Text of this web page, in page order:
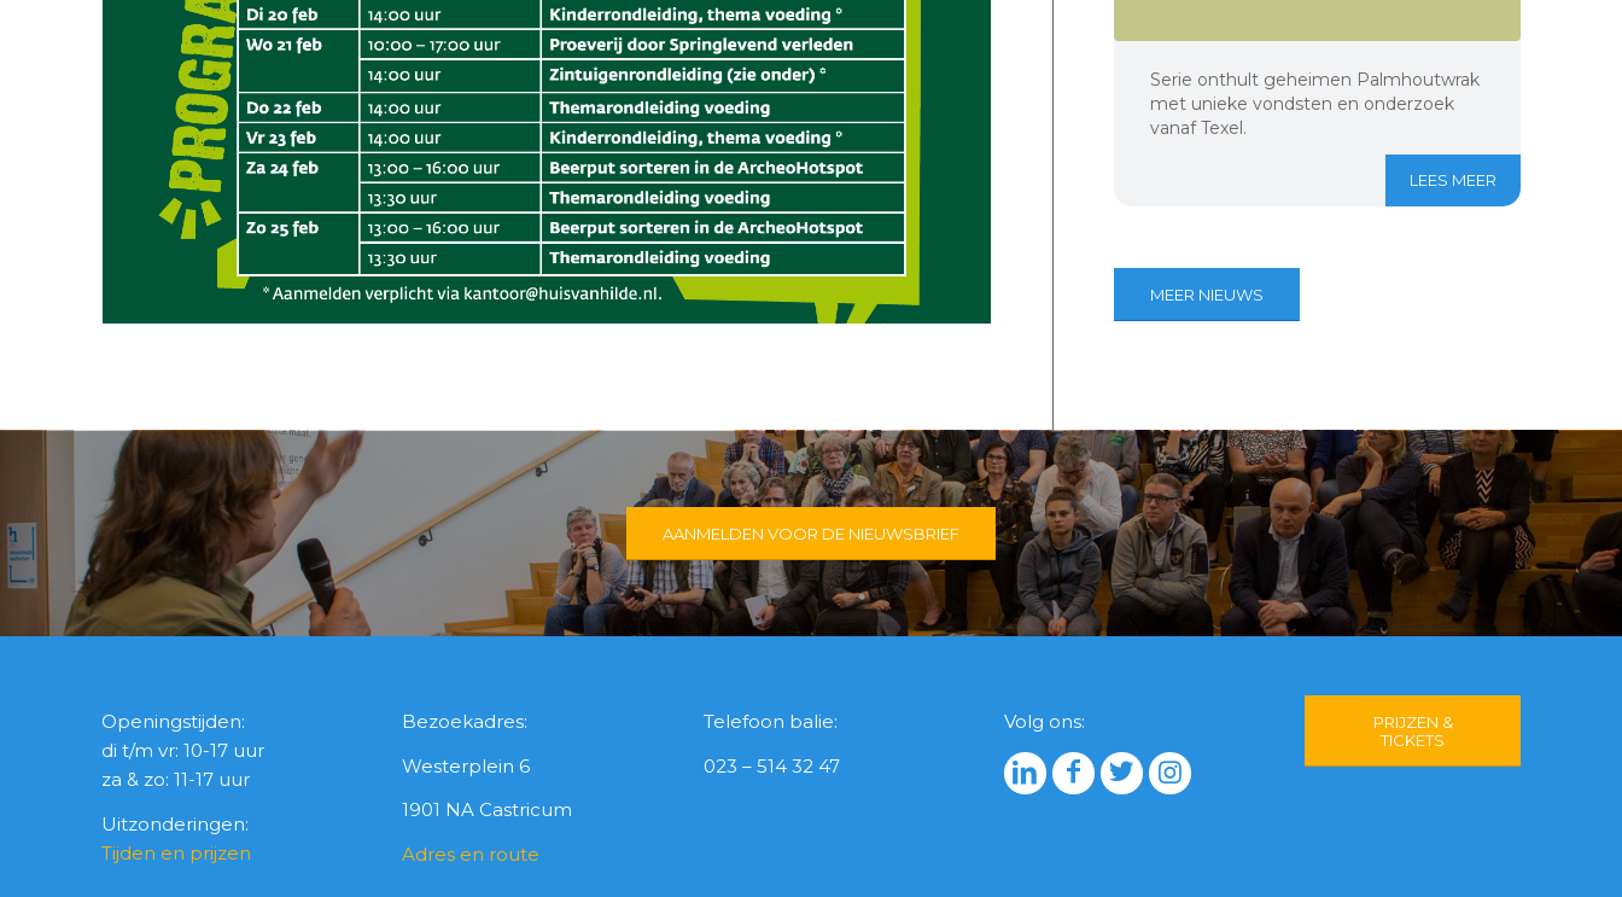
Serie onthult geheimen Palmhoutwrak
met unieke vondsten en onderzoek
vanaf Texel.
LEES MEER
MEER NIEUWS
AANMELDEN VOOR DE NIEUWSBRIEF
Openingstijden:
di t/m vr: 10-17 uur
za & zo: 11-17 uur
Uitzonderingen:
Tijden en prijzen
Bezoekadres:
Westerplein 6
1901 NA Castricum
Adres en route
Telefoon balie:
023 – 514 32 47
Volg ons:
PRIJZEN &
TICKETS